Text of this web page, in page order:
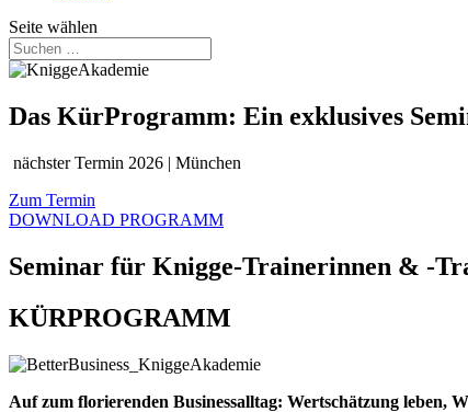
Seite wählen
Das KürProgramm: Ein exklusives
nächster Termin 2026 | München
Zum Termin
DOWNLOAD PROGRAMM
Seminar für Knigge-Trainerinnen & -
KÜRPROGRAMM
Auf zum florierenden Businessalltag: Wertschätzung leben,